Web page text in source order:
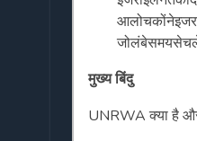
मुख्य बिंदु
UNRWA क्या है